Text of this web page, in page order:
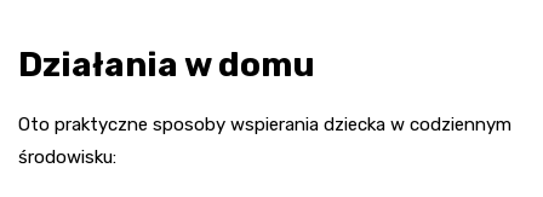
Działania w domu
Oto praktyczne sposoby wspierania dziecka w codziennym
środowisku: